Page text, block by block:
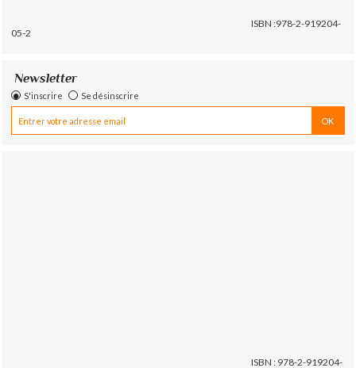
ISBN :978-2-919204-
05-2
Newsletter
S'inscrire Se désinscrire
ISBN : 978-2-919204-